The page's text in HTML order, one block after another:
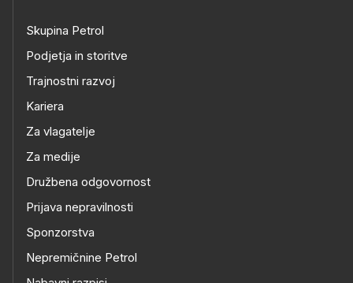
Skupina Petrol
Podjetja in storitve
Trajnostni razvoj
Kariera
Za vlagatelje
Za medije
Družbena odgovornost
Prijava nepravilnosti
Sponzorstva
Nepremičnine Petrol